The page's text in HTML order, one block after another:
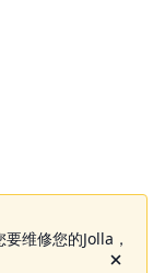
维修您的Jolla，